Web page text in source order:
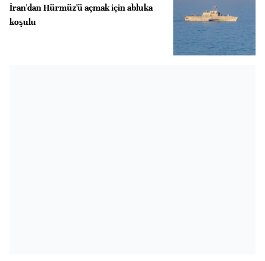
İran'dan Hürmüz'ü açmak için abluka
koşulu